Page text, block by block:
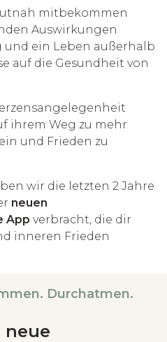
mitbekommen
Auswirkungen
und ein Leben außerhalb
auf die Gesundheit von
ihrem Weg zu mehr
und Frieden zu
wir die letzten 2 Jahre
neuen
App verbracht, die dir
inneren Frieden
Durchatmen.
neue